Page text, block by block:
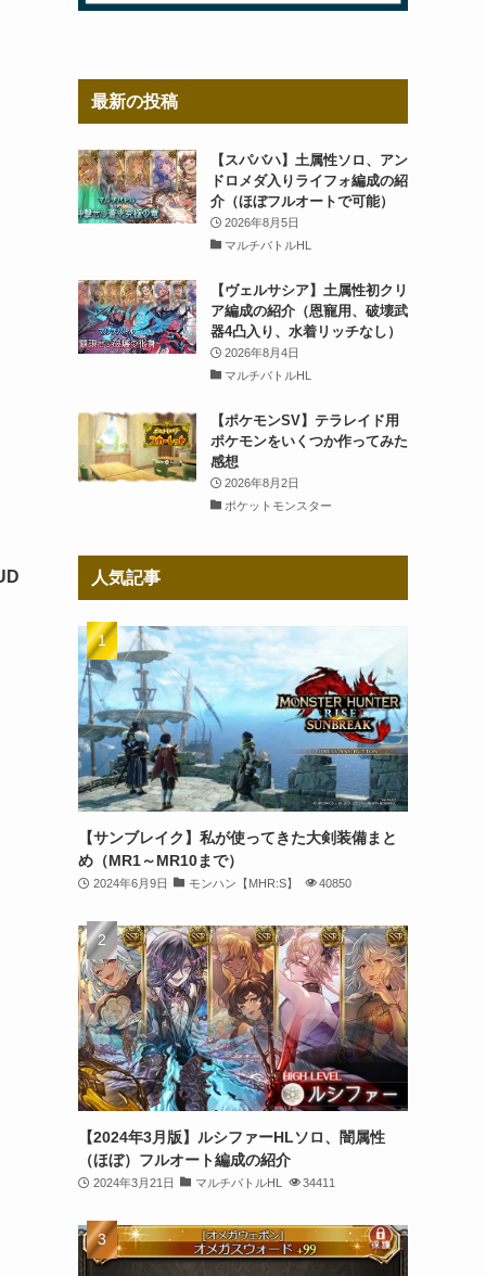
最新の投稿
【スパバハ】土属性ソロ、アン
ドロメダ入りライフォ編成の紹
介（ほぼフルオートで可能）
2026年8月5日
マルチバトルHL
【ヴェルサシア】土属性初クリ
ア編成の紹介（恩寵用、破壊武
器4凸入り、水着リッチなし）
2026年8月4日
マルチバトルHL
【ポケモンSV】テラレイド用
ポケモンをいくつか作ってみた
感想
2026年8月2日
ポケットモンスター
人気記事
【サンブレイク】私が使ってきた大剣装備まと
め（MR1～MR10まで）
2024年6月9日 モンハン【MHR:S】 40850
【2024年3月版】ルシファーHLソロ、闇属性
（ほぼ）フルオート編成の紹介
2024年3月21日 マルチバトルHL 34411